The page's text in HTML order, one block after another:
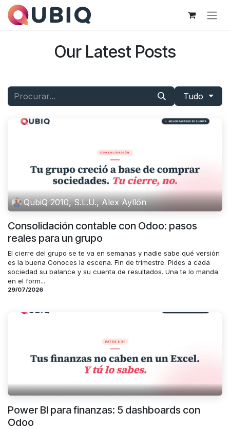
Pular para o conteúdo
Our Latest Posts
Tudo
QubiQ 2010, S.L.U., Alex Ayllón
Consolidación contable con Odoo: pasos
reales para un grupo
El cierre del grupo se te va en semanas y nadie sabe qué versión
es la buena Conoces la escena. Fin de trimestre. Pides a cada
sociedad su balance y su cuenta de resultados. Una te lo manda
en el form...
29/07/2026
Power BI para finanzas: 5 dashboards con
Odoo